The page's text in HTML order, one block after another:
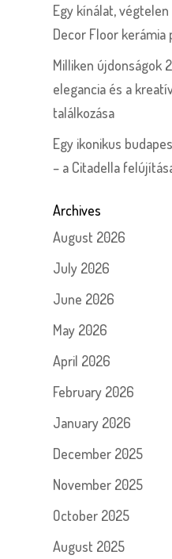
Egy kínálat,
Decor Floor
Milliken újdonságok
elegancia és a
találkozása
Egy ikonikus
– a Citadella
Archives
August 2026
July 2026
June 2026
May 2026
April 2026
February 2026
January 2026
December 2025
November 2025
October 2025
August 2025